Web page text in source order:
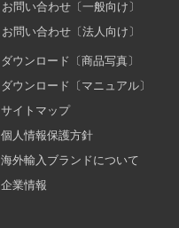
お問い合わせ〔一般向け〕
お問い合わせ〔法人向け〕
ダウンロード〔商品写真〕
ダウンロード〔マニュアル〕
サイトマップ
個人情報保護方針
海外輸入ブランドについて
企業情報